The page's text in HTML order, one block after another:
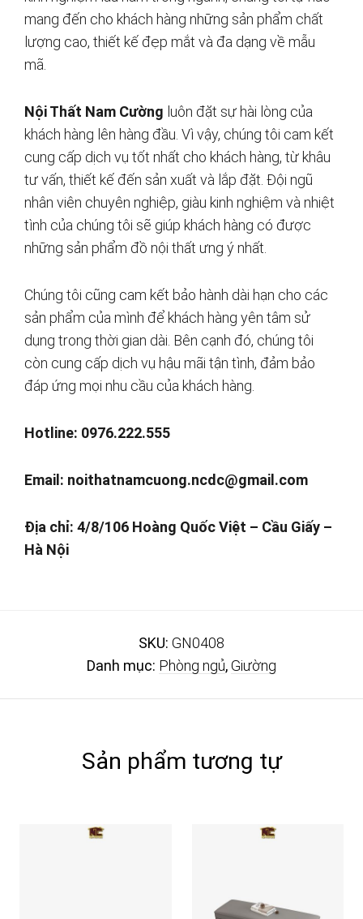
mang đến cho khách hàng những sản phẩm chất
lượng cao, thiết kế đẹp mắt và đa dạng về mẫu
mã.
Nội Thất Nam Cường luôn đặt sự hài lòng của
khách hàng lên hàng đầu. Vì vậy, chúng tôi cam kết
cung cấp dịch vụ tốt nhất cho khách hàng, từ khâu
tư vấn, thiết kế đến sản xuất và lắp đặt. Đội ngũ
nhân viên chuyên nghiệp, giàu kinh nghiệm và nhiệt
tình của chúng tôi sẽ giúp khách hàng có được
những sản phẩm đồ nội thất ưng ý nhất.
Chúng tôi cũng cam kết bảo hành dài hạn cho các
sản phẩm của mình để khách hàng yên tâm sử
dụng trong thời gian dài. Bên cạnh đó, chúng tôi
còn cung cấp dịch vụ hậu mãi tận tình, đảm bảo
đáp ứng mọi nhu cầu của khách hàng.
Hotline: 0976.222.555
Email: noithatnamcuong.ncdc@gmail.com
Địa chỉ: 4/8/106 Hoàng Quốc Việt – Cầu Giấy –
Hà Nội
SKU: GN0408
Danh mục: Phòng ngủ,Giường
Sản phẩm tương tự